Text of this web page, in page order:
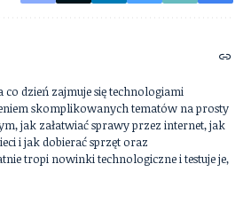
co dzień zajmuje się technologiami
skomplikowanych tematów na prosty
jak załatwiać sprawy przez internet, jak
i jak dobierać sprzęt oraz
tropi nowinki technologiczne i testuje je,